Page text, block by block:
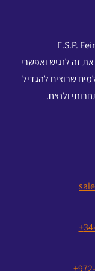
זה לנגיש ואפשרי
שרוצים להגדיל
ולנצח.